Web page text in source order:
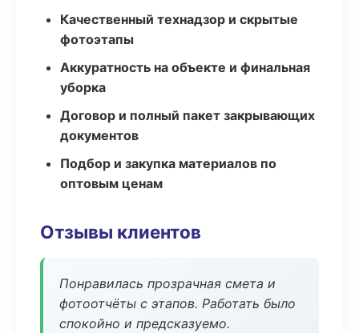
Качественный технадзор и скрытые
фотоэтапы
Аккуратность на объекте и финальная
уборка
Договор и полный пакет закрывающих
документов
Подбор и закупка материалов по
оптовым ценам
Отзывы клиентов
Понравилась прозрачная смета и
фотоотчёты с этапов. Работать было
спокойно и предсказуемо.